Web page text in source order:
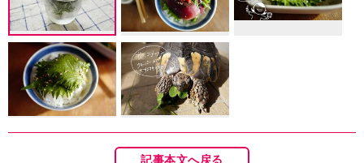
記事本文へ戻る